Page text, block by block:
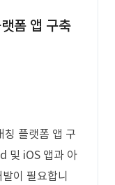
폼 앱 구축
칭 플랫폼 앱 구
및 iOS 앱과 아
이 필요합니